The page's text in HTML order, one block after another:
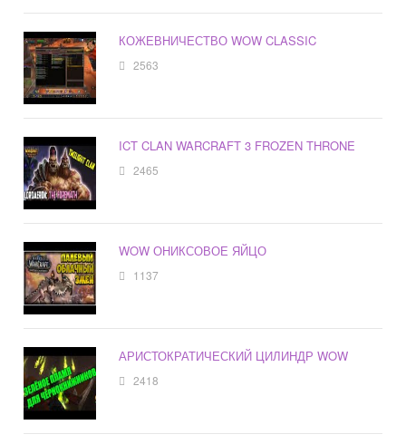
КОЖЕВНИЧЕСТВО WOW CLASSIC
2563
ICT CLAN WARCRAFT 3 FROZEN THRONE
2465
WOW ОНИКСОВОЕ ЯЙЦО
1137
АРИСТОКРАТИЧЕСКИЙ ЦИЛИНДР WOW
2418